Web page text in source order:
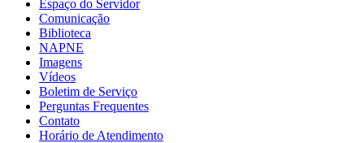
Espaço do Servidor
Comunicação
Biblioteca
NAPNE
Imagens
Vídeos
Boletim de Serviço
Perguntas Frequentes
Contato
Horário de Atendimento